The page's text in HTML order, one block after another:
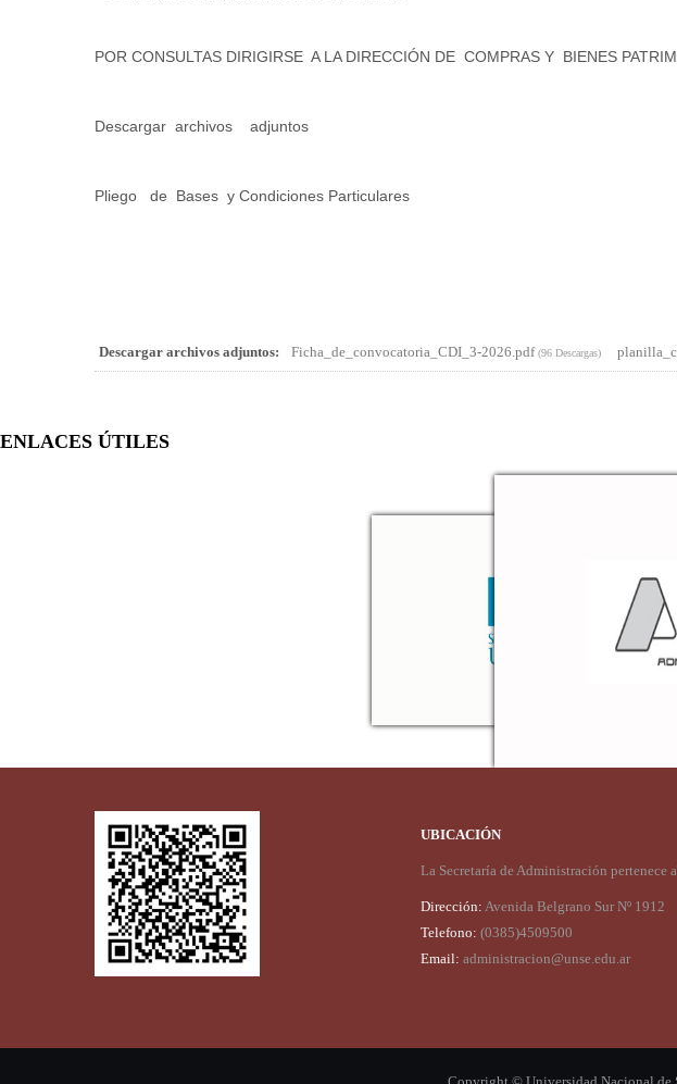
POR CONSULTAS DIRIGIRSE A LA DIRECCIÓN DE COMPRAS Y BIENES
Descargar archivos adjuntos
Pliego de Bases y Condiciones Particulares
Descargar archivos adjuntos: Ficha_de_convocatoria_CDI_3-2026.pdf (96 Descargas)
ENLACES ÚTILES
UBICACIÓN
La Secretaría de Administración pertenece
Dirección: Avenida Belgrano Sur Nº 1912
Telefono: (0385)4509500
Email: administracion@unse.edu.ar